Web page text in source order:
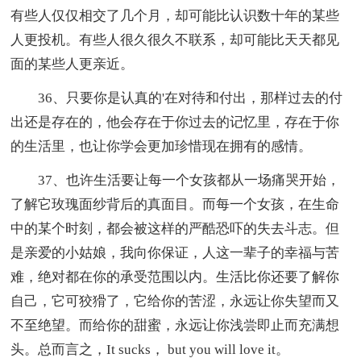
有些人仅仅相交了几个月，却可能比认识数十年的某些
人更投机。有些人很久很久不联系，却可能比天天都见
面的某些人更亲近。
36、只要你是认真的'在对待和付出，那样过去的付
出还是存在的，他会存在于你过去的记忆里，存在于你
的生活里，也让你学会更加珍惜现在拥有的感情。
37、也许生活要让每一个女孩都从一场痛哭开始，
了解它玫瑰面纱背后的真面目。而每一个女孩，在生命
中的某个时刻，都会被这样的严酷恐吓的失去斗志。但
是亲爱的小姑娘，我向你保证，人这一辈子的幸福与苦
难，绝对都在你的承受范围以内。生活比你还要了解你
自己，它可狡猾了，它给你的苦涩，永远让你失望而又
不至绝望。而给你的甜蜜，永远让你浅尝即止而充满想
头。总而言之，It sucks， but you will love it。